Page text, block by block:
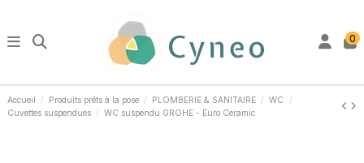
0
Accueil Produits prêts à la pose PLOMBERIE & SANITAIRE
WC
Cuvettes suspendues
WC suspendu GROHE - Euro Ceramic